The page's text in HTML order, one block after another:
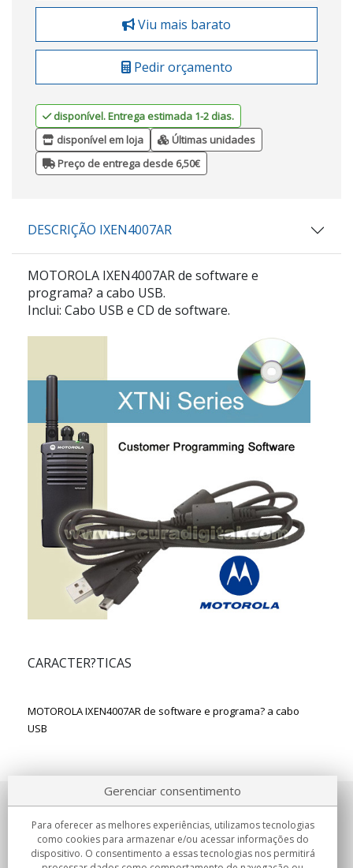
Viu mais barato
Pedir orçamento
disponível. Entrega estimada 1-2 dias.
disponível em loja
Últimas unidades
Preço de entrega desde 6,50€
DESCRIÇÃO IXEN4007AR
MOTOROLA IXEN4007ARde software e
programa? a cabo USB.
Inclui: Cabo USB e CD de software.
CARACTER?TICAS
MOTOROLA IXEN4007ARde software e programa? a cabo
USB
Sobre nosotros
Compromissos
Gerenciar consentimento
Para oferecer as melhores experiências, utilizamos tecnologias
como cookies para armazenar e/ou acessar informações do
dispositivo. O consentimento a essas tecnologias nos permitirá